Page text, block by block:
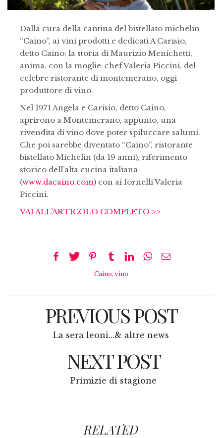
Dalla cura della cantina del bistellato michelin
“Caino”, ai vini prodotti e dedicati A Carisio,
detto Caino: la storia di Maurizio Menichetti,
anima, con la moglie-chef Valeria Piccini, del
celebre ristorante di montemerano, oggi
produttore di vino.
Nel 1971 Angela e Carisio, detto Caino,
aprirono a Montemerano, appunto, una
rivendita di vino dove poter spiluccare salumi.
Che poi sarebbe diventato “Caino”, ristorante
bistellato Michelin (da 19 anni), riferimento
storico dell’alta cucina italiana
(www.dacaino.com) con ai fornelli Valeria
Piccini.
VAI ALL’ARTICOLO COMPLETO >>
Caino,vino
PREVIOUS POST
La sera leoni...& altre news
NEXT POST
Primizie di stagione
RELATED